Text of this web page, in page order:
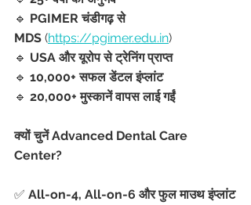
🔹 PGIMER चंडीगढ़ से
MDS (https://pgimer.edu.in)
🔹 USA और यूरोप से ट्रेनिंग प्राप्त
🔹 10,000+ सफल डेंटल इंप्लांट
🔹 20,000+ मुस्कानें वापस लाई गईं
क्यों चुनें Advanced Dental Care
Center?
✅ All-on-4, All-on-6 और फुल माउथ इंप्लांट